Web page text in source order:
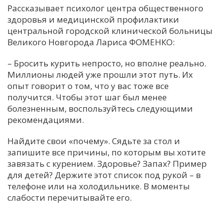
Н
Ч
Я
Рассказывает психолог центра общественного
здоровья и медицинской профилактики
центральной городской клинической больницы
Великого Новгорода Лариса ФОМЕНКО:
– Бросить курить непросто, но вполне реально.
Миллионы людей уже прошли этот путь. Их
опыт говорит о том, что у вас тоже все
получится. Чтобы этот шаг был менее
болезненным, воспользуйтесь следующими
рекомендациями.
Найдите свои «почему». Сядьте за стол и
запишите все причины, по которым вы хотите
завязать с курением. Здоровье? Запах? Пример
для детей? Держите этот список под рукой – в
телефоне или на холодильнике. В моменты
слабости перечитывайте его.